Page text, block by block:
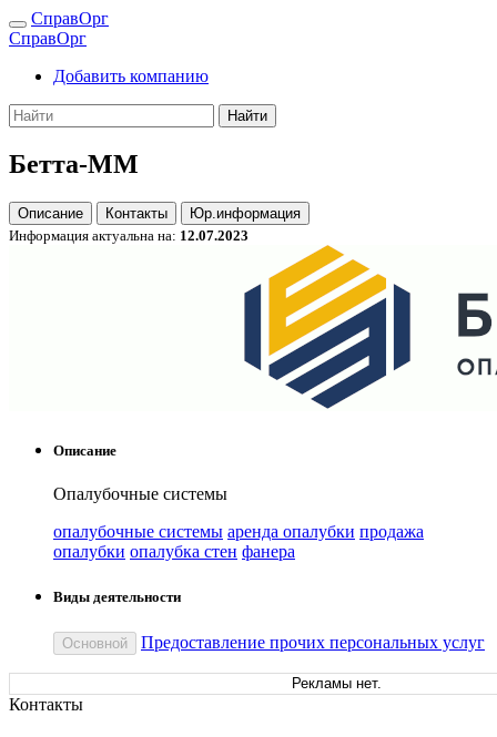
СправОрг
СправОрг
Добавить компанию
Найти
Бетта-ММ
Описание Контакты
Юр.информация
Информация актуальна на: 12.07.2023
Описание
Опалубочные системы
опалубочные системы аренда опалубки продажа
опалубки опалубка стен фанера
Виды деятельности
Основной Предоставление прочих персональных услуг
Рекламы нет.
Контакты